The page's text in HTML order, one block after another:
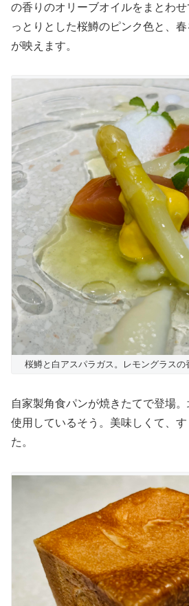
の香りのオリーブオイルをまとわ
っとりとした桜鱒のピンク色と、
が映えます。
桜鱒と白アスパラガス。レモングラスの
自家製角食パンが焼きたてで登場
使用しているそう。美味しくて、
た。